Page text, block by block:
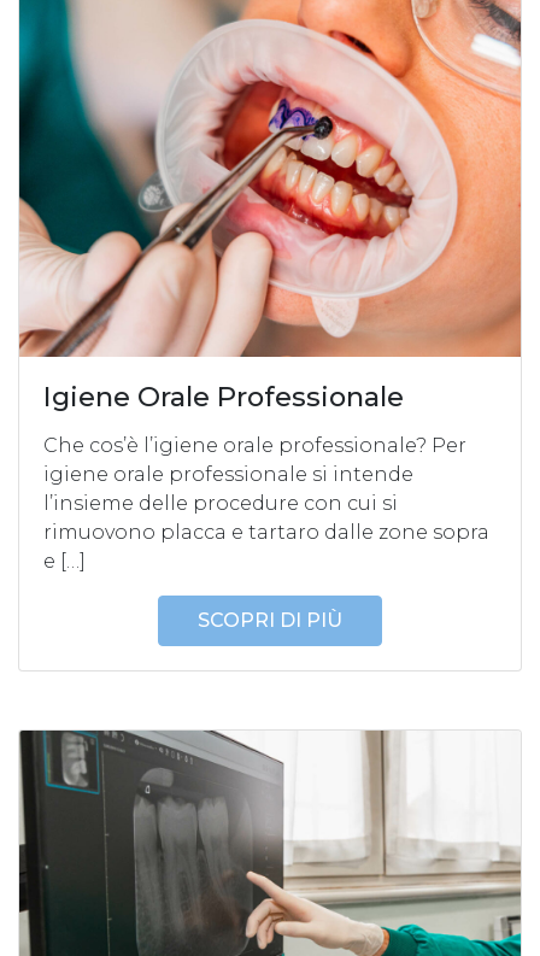
Igiene Orale Professionale
Che cos’è l’igiene orale professionale? Per
igiene orale professionale si intende
l’insieme delle procedure con cui si
rimuovono placca e tartaro dalle zone sopra
e […]
SCOPRI DI PIÙ